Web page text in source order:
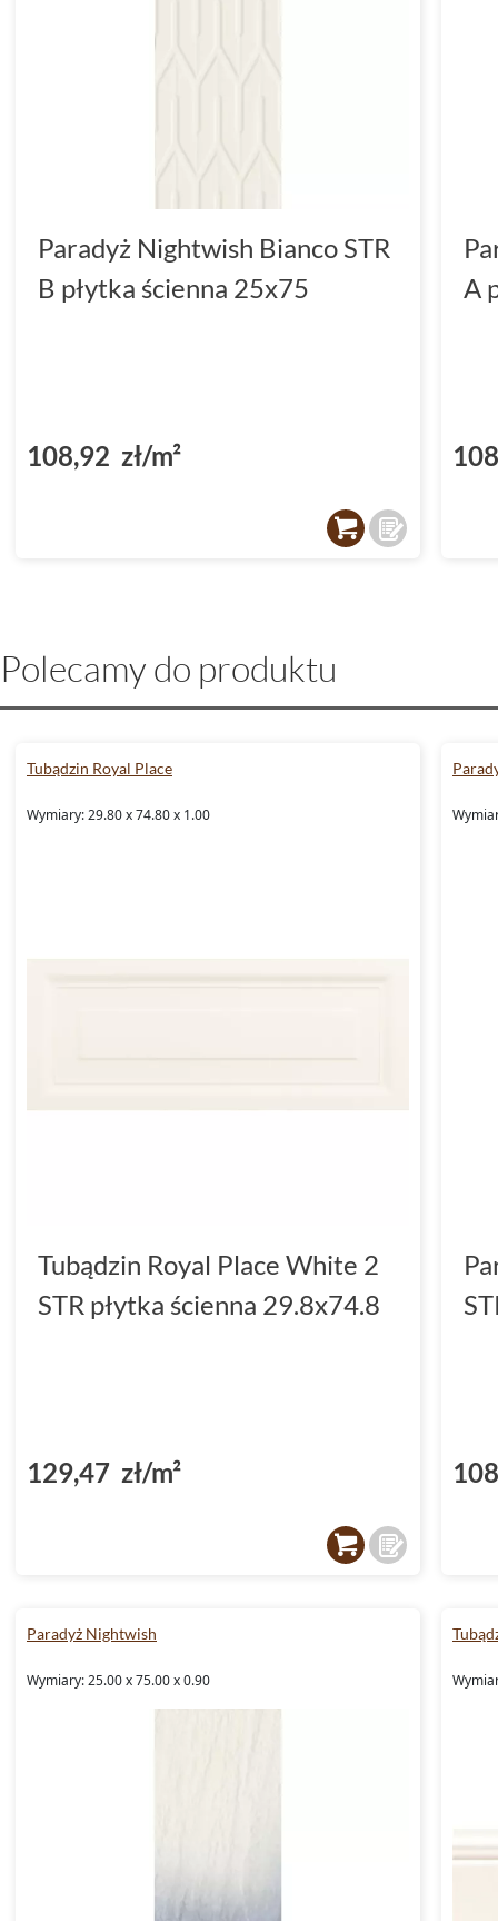
Paradyż Nightwish Bianco STR
B płytka ścienna 25x75
108,92 zł/m²
A
Polecamy do produktu
Tubądzin Royal Place
Wymiary: 29.80 x 74.80 x 1.00
Tubądzin Royal Place White 2
STR płytka ścienna 29.8x74.8
129,47 zł/m²
Paradyż Nightwish
Wymiary: 25.00 x 75.00 x 0.90